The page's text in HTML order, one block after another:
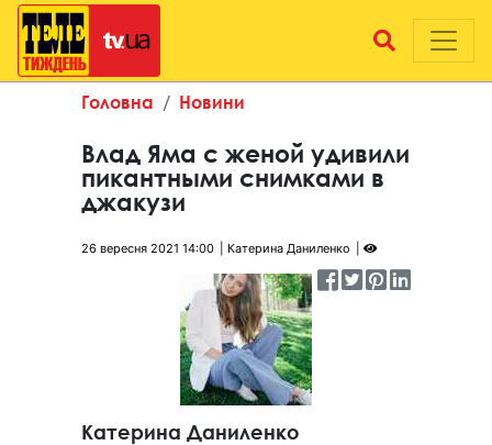
Головна Новини
Влад Яма с женой удивили
пикантными снимками в
джакузи
26 вересня 2021 14:00 Катерина Даниленко
Катерина Даниленко